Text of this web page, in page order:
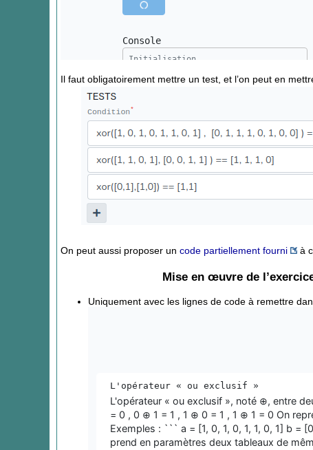
Il faut obligatoirement mettre un test, et l’on peut en
On peut aussi proposer un code partiellement fourni à
Mise en œuvre de
Uniquement avec les lignes de code à remettre